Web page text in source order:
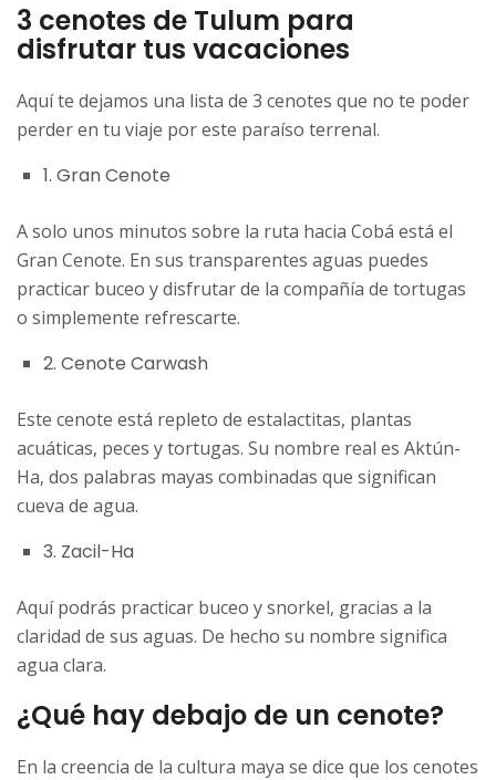
3 cenotes de Tulum para
disfrutar tus vacaciones
Aquí te dejamos una lista de 3 cenotes que no te poder
perder en tu viaje por este paraíso terrenal.
1. Gran Cenote
A solo unos minutos sobre la ruta hacia Cobá está el
Gran Cenote. En sus transparentes aguas puedes
practicar buceo y disfrutar de la compañía de tortugas
o simplemente refrescarte.
2. Cenote Carwash
Este cenote está repleto de estalactitas, plantas
acuáticas, peces y tortugas. Su nombre real es Aktún-
Ha, dos palabras mayas combinadas que significan
cueva de agua.
3. Zacil-Ha
Aquí podrás practicar buceo y snorkel, gracias a la
claridad de sus aguas. De hecho su nombre significa
agua clara.
¿Qué hay debajo de un cenote?
En la creencia de la cultura maya se dice que los cenotes